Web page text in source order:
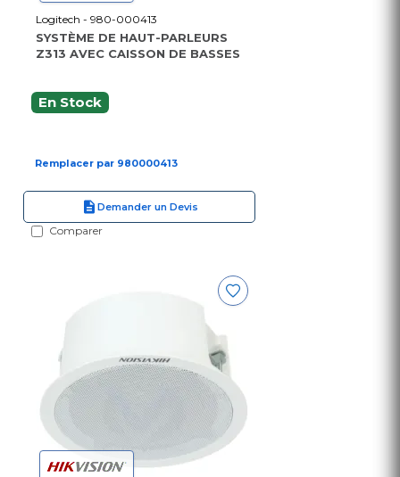
Logitech - 980-000413
SYSTÈME DE HAUT-PARLEURS
Z313 AVEC CAISSON DE BASSES
En Stock
Remplacer par 980000413
Demander un Devis
Comparer